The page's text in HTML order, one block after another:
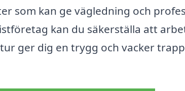
som kan ge vägledning och
kan du säkerställa att
ger dig en trygg och vacker